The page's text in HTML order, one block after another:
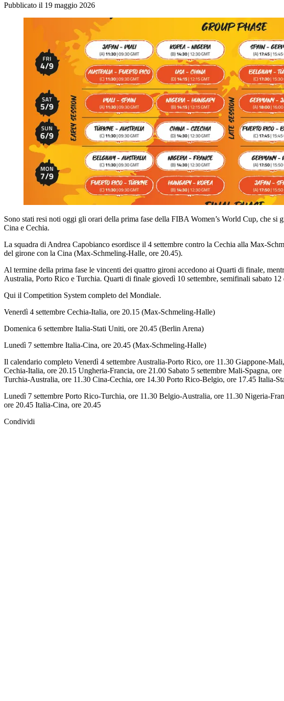
Pubblicato il 19 maggio 2026
Sono stati resi noti oggi gli orari della prima fase della FIBA Women’s World Cup, che
Cina e Cechia.
La squadra di Andrea Capobianco esordisce il 4 settembre contro la Cechia alla Max-
del girone con la Cina (Max-Schmeling-Halle, ore 20.45).
Al termine della prima fase le vincenti dei quattro gironi accedono ai Quarti di finale,
Australia, Porto Rico e Turchia. Quarti di finale giovedì 10 settembre, semifinali sabato 12
Qui il Competition System completo del Mondiale.
Venerdì 4 settembre Cechia-Italia, ore 20.15 (Max-Schmeling-Halle)
Domenica 6 settembre Italia-Stati Uniti, ore 20.45 (Berlin Arena)
Lunedì 7 settembre Italia-Cina, ore 20.45 (Max-Schmeling-Halle)
Il calendario completo Venerdì 4 settembre Australia-Porto Rico, ore 11.30 Giappone-
Cechia-Italia, ore 20.15 Ungheria-Francia, ore 21.00 Sabato 5 settembre Mali-Spagna,
Turchia-Australia, ore 11.30 Cina-Cechia, ore 14.30 Porto Rico-Belgio, ore 17.45 Italia-
Lunedì 7 settembre Porto Rico-Turchia, ore 11.30 Belgio-Australia, ore 11.30 Nigeria-
ore 20.45 Italia-Cina, ore 20.45
Condividi